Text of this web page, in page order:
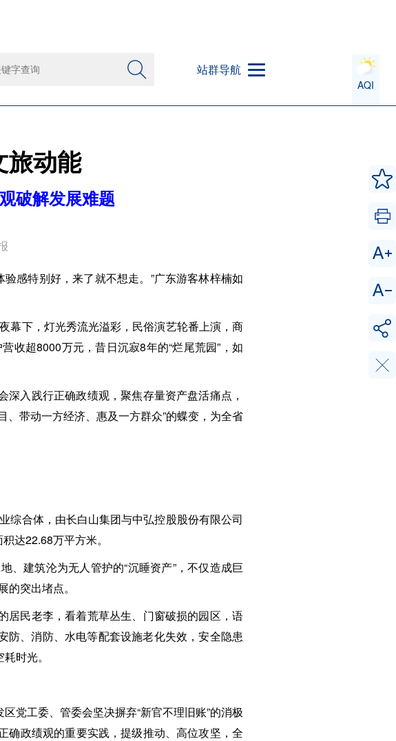
站群导航
AQI
旅动能
破解发展难题
感特别好，来了就不想走。”广东游客林梓楠如
幕下，灯光秀流光溢彩，民俗演艺轮番上演，商
收超8000万元，昔日沉寂8年的“烂尾荒园”，如
入践行正确政绩观，聚焦存量资产盘活痛点，
带动一方经济、惠及一方群众”的蝶变，为全省
综合体，由长白山集团与中弘控股股份有限公司
达22.68万平方米。
、建筑沦为无人管护的“沉睡资产”，不仅造成巨
突出堵点。
居民老李，看着荒草丛生、门窗破损的园区，语
防、消防、水电等配套设施老化失效，安全隐患
时光。
党工委、管委会坚决摒弃“新官不理旧账”的消极
确政绩观的重要实践，提级推动、高位攻坚，全